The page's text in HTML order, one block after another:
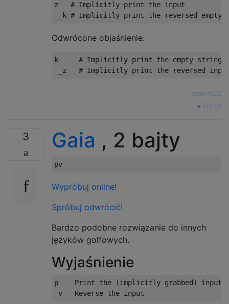
z   # Implicitly print the input
Odwrócone objaśnienie:
k     # Implicitly print the empty string
znani1622
źródło
3 Gaia , 2 bajty
Wypróbuj online!
Spróbuj odwrócić!
Bardzo podobne rozwiązanie do innych
języków golfowych.
Wyjaśnienie
p    Print the (implicitly grabbed) input